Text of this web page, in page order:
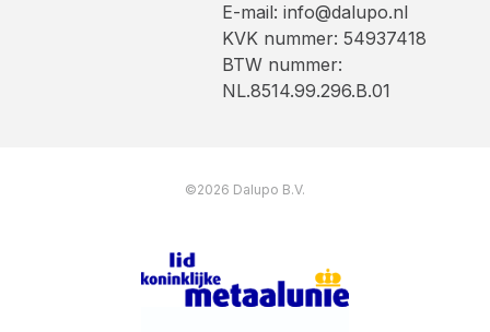
E-mail: info@dalupo.nl
KVK nummer: 54937418
BTW nummer:
NL.8514.99.296.B.01
©2026 Dalupo B.V.